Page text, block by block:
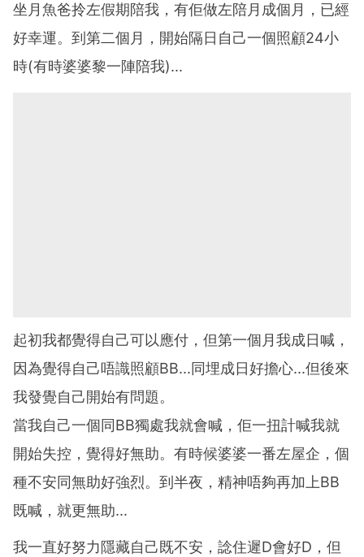
坐月魚爸拎左假期陪我，有佢做左陪月成個月，已經
好幸運。到第二個月，開始隔日自己一個照顧24小
時(有時婆婆黎一陣陪我)...
起初我都覺得自己可以應付，但第一個月我成日喊，
因為覺得自己唔識照顧BB...同埋成日好擔心...但後來
我發覺自己開始有問題。
當我自己一個同BB獨處我就會喊，佢一扭計喊我就
開始失控，覺得好無助。有時候婆婆一番左屋企，個
種不安同無助好強烈。到半夜，精神唔夠再加上BB
既喊，就更無助...
我一直好努力隱藏自己既不安，諗住遲D會好D，但